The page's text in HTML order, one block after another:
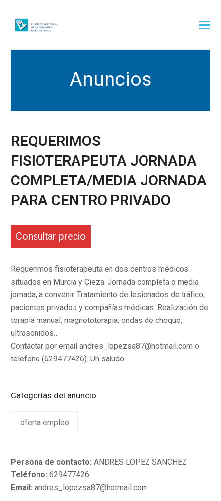
Anuncios
REQUERIMOS
FISIOTERAPEUTA JORNADA
COMPLETA/MEDIA JORNADA
PARA CENTRO PRIVADO
Consultar precio
Requerimos fisioterapeuta en dos centros médicos
situados en Murcia y Cieza. Jornada completa o media
jornada, a convenir. Tratamiento de lesionados de tráfico,
pacientes privados y compañías médicas. Realización de
terapia manual, magnetoterapia, ondas de choque,
ultrasonidos…
Contactar por email andres_lopezsa87@hotmail.com o
telefono (629477426). Un saludo.
Categorías del anuncio
oferta empleo
Persona de contacto: ANDRES LOPEZ SANCHEZ
Teléfono: 629477426
Email: andres_lopezsa87@hotmail.com